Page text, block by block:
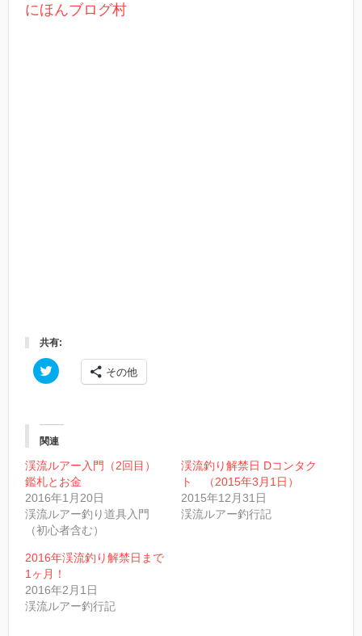
にほんブログ村
共有:
ク
リ
て
w
t
t
e
r
で
共
有
(
し
い
ウ
ィ
ン
ド
その他
関連
渓流ルアー入門（2回目）
鑑札とお金
2016年1月20日
渓流ルアー釣り道具入門
（初心者含む）
渓流釣り解禁日 Dコンタク
ト （2015年3月1日）
2015年12月31日
渓流ルアー釣行記
2016年渓流釣り解禁日まで
1ヶ月！
2016年2月1日
渓流ルアー釣行記